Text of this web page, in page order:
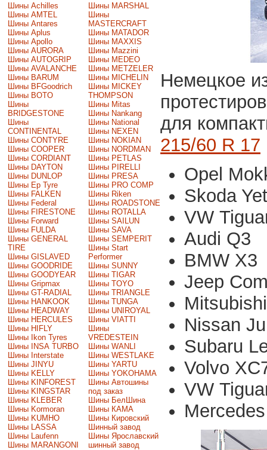
Шины Achilles
Шины AMTEL
Шины Antares
Шины Aplus
Шины Apollo
Шины AURORA
Шины AUTOGRIP
Шины AVALANCHE
Шины BARUM
Шины BFGoodrich
Шины BOTO
Шины
BRIDGESTONE
Шины
CONTINENTAL
Шины CONTYRE
Шины COOPER
Шины CORDIANT
Шины DAYTON
Шины DUNLOP
Шины Ep Tyre
Шины FALKEN
Шины Federal
Шины FIRESTONE
Шины Forward
Шины FULDA
Шины GENERAL
TIRE
Шины GISLAVED
Шины GOODRIDE
Шины GOODYEAR
Шины Gripmax
Шины GT-RADIAL
Шины HANKOOK
Шины HEADWAY
Шины HERCULES
Шины HIFLY
Шины Ikon Tyres
Шины INSA TURBO
Шины Interstate
Шины JINYU
Шины KELLY
Шины KINFOREST
Шины KINGSTAR
Шины KLEBER
Шины Kormoran
Шины KUMHO
Шины LASSA
Шины Laufenn
Шины MARANGONI
Шины MARSHAL
Шины
MASTERCRAFT
Шины MATADOR
Шины MAXXIS
Шины Mazzini
Шины MEDEO
Шины METZELER
Шины MICHELIN
Шины MICKEY
THOMPSON
Шины Mitas
Шины Nankang
Шины National
Шины NEXEN
Шины NOKIAN
Шины NORDMAN
Шины PETLAS
Шины PIRELLI
Шины PRESA
Шины PRO COMP
Шины Riken
Шины ROADSTONE
Шины ROTALLA
Шины SAILUN
Шины SAVA
Шины SEMPERIT
Шины Start
Performer
Шины SUNNY
Шины TIGAR
Шины TOYO
Шины TRIANGLE
Шины TUNGA
Шины UNIROYAL
Шины VIATTI
Шины
VREDESTEIN
Шины WANLI
Шины WESTLAKE
Шины YARTU
Шины YOKOHAMA
Шины Автошины
под заказ
Шины БелШина
Шины КАМА
Шины Кировский
Шинный завод
Шины Ярославский
шинный завод
Немецкое
для
215/60 R 17
Opel
Skoda
VW
Audi Q3
BMW X3
Jeep
Nissan
Subaru
Volvo
VW